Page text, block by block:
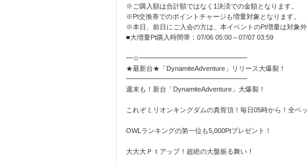
※ご購入額は合計額ではなく1決済での金額となります。
※Pt交換券でのポイントチャージも増量対象となります。
※本日、前日にご入会の方は、本イベントのPt増量は対象外
■大増量Pt購入時間帯：07/06 05:00～07/07 03:59
━☆━━━━━━━━━━━━━━━━
★最新台★「DynamiteAdventure」リリース大爆裂！
━━━━━━━━━━━━━━━━━━
週末も！新台「DynamiteAdventure」大爆裂！
これぞミリオンキングダムの真骨頂！毎日05時から！全ベ
OWLランキングの第一位も5,000Ptプレゼント！
大大大Ｐｔアップ！超絶の大盤振る舞い！